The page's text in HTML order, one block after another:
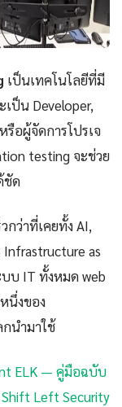
เป็นเทคโนโลยีที่มี
ป็น Developer,
รือผู้จัดการโปรเจ
testing จะช่วย
ชัด
กว่าที่เคยทั้ง AI,
as
บบ IT ทั้งหมด web
นึ่งของ
นำมาใช้
ELK — คู่มือฉบับ
Shift Left Security